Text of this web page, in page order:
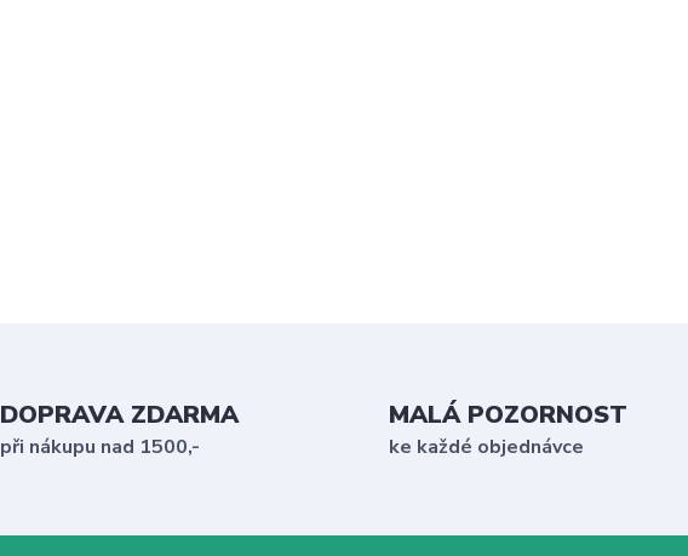
DOPRAVA ZDARMA
při nákupu nad 1500,-
MALÁ POZORNOST
ke každé objednávce